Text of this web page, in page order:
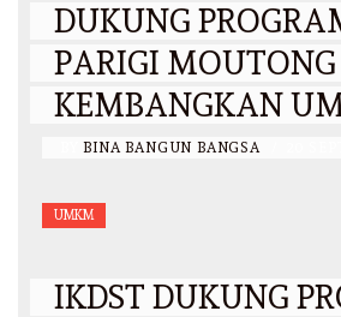
DUKUNG
PARIGI MOUTONG
KEMBANGKAN
BINA BANGUN BANGSA
UMKM
IKDST DUKUNG